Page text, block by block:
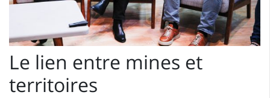
Le lien entre mines et
territoires